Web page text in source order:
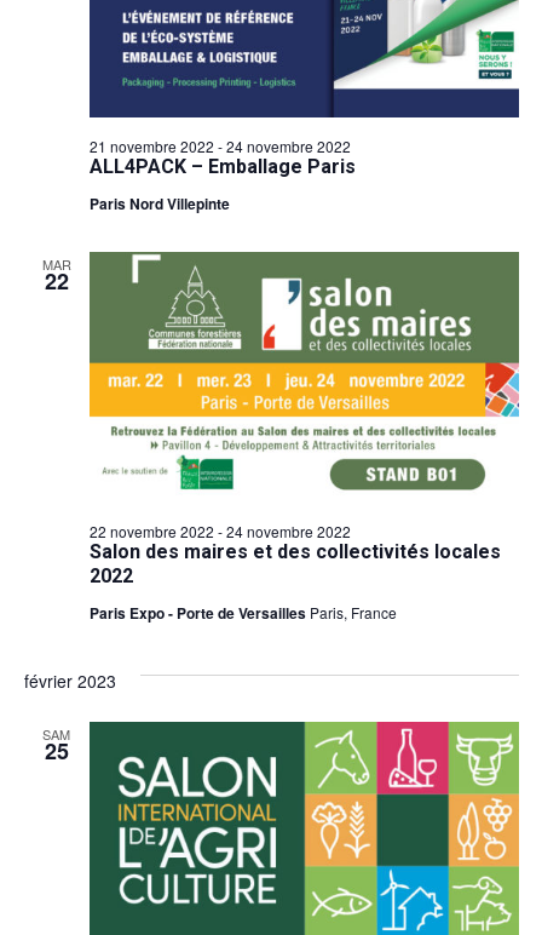
ALL4PACK – Emballage Paris
21 novembre 2022 -24 novembre 2022
Paris Nord Villepinte
MAR
22
Salon des maires et des collectivités locales
2022
22 novembre 2022 -24 novembre 2022
Paris Expo - Porte de Versailles Paris, France
février 2023
SAM
25